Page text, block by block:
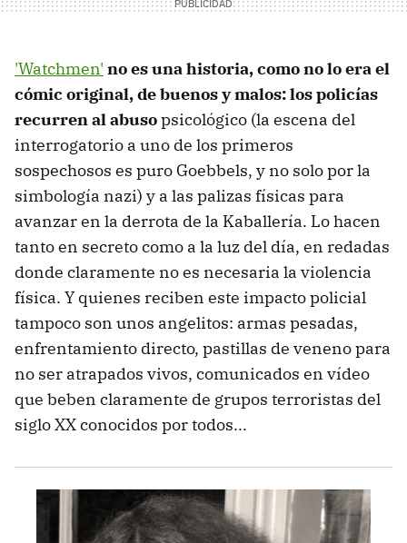
'Watchmen' no es una historia, como no lo era el
cómic original, de buenos y malos: los policías
recurren al abusopsicológico (la escena del
interrogatorio a uno de los primeros
sospechosos es puro Goebbels, y no solo por la
simbología nazi) y a las palizas físicas para
avanzar en la derrota de la Kaballería. Lo hacen
tanto en secreto como a la luz del día, en redadas
donde claramente no es necesaria la violencia
física. Y quienes reciben este impacto policial
tampoco son unos angelitos: armas pesadas,
enfrentamiento directo, pastillas de veneno para
no ser atrapados vivos, comunicados en vídeo
que beben claramente de grupos terroristas del
siglo XX conocidos por todos...